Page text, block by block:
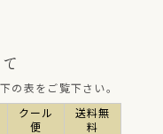
の表をご覧下さい。
クール
便
送料無
料